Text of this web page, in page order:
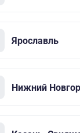
Ярославль
Нижний